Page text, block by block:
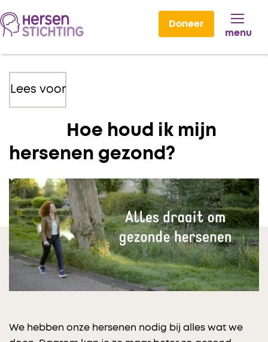
Doneer
menu
Lees voor
Hoe houd ik mijn
hersenen gezond?
We hebben onze hersenen nodig bij alles wat we